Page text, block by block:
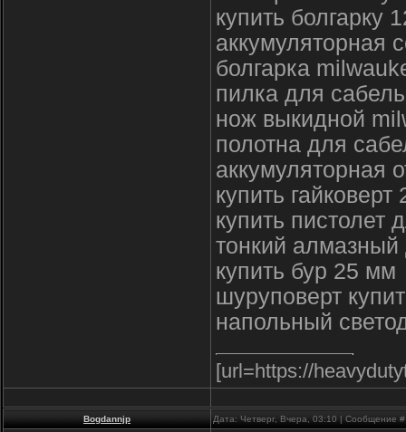
купить болгарку
аккумуляторная
болгарка
пилка для
нож выкидной
полотна для
аккумуляторная
купить гайковерт
купить пистолет
тонкий алмазный
купить бур 25 мм
шуруповерт
напольный
[url=https://
Bogdannjp Дата: Четверг, Вчера, 03:10 | Сообщение